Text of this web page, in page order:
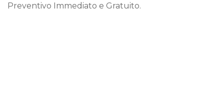
Preventivo Immediato e Gratuito.